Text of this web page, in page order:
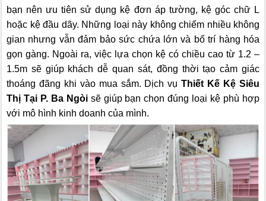
bạn nên ưu tiên sử dụng kệ đơn áp tường, kệ góc chữ L
hoặc kệ đầu dãy. Những loại này không chiếm nhiều không
gian nhưng vẫn đảm bảo sức chứa lớn và bố trí hàng hóa
gọn gàng. Ngoài ra, việc lựa chọn kệ có chiều cao từ 1.2 –
1.5m sẽ giúp khách dễ quan sát, đồng thời tạo cảm giác
thoáng đãng khi vào mua sắm. Dịch vụThiết Kế Kệ Siêu
Thị Tại P. Ba Ngòisẽ giúp bạn chọn đúng loại kệ phù hợp
với mô hình kinh doanh của mình.